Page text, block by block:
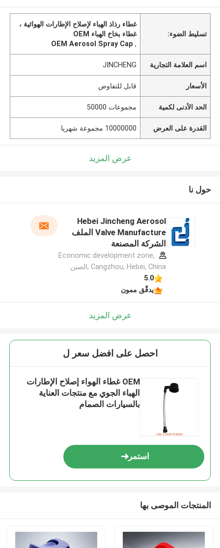
تسليط الضوء:
غطاء رذاذ الهباء لإصلاح الإطارات الهوائية ،
غطاء بخاخ الهباء OEM
,
OEM Aerosol Spray Cap
اسم العلامة التجارية JINCHENG
الأسعار قابل للتفاوض
الحد الأدنى لكمية مجموعات 50000
القدرة على العرض 10000000 مجموعة شهريا
عرض المزيد
حول نا
Hebei Jincheng Aerosol
Valve Manufacture الملف
الشركة المصنعة
Economic development zone,
Cangzhou, Hebei, China ,الصين
5.0
يدقّق ممون
عرض المزيد
احصل على افضل سعر ل
OEM غطاء الهواء إصلاح الإطارات
الهباء الجوي مع منتجات العناية
بالسيارات الصمام
استمر
المنتجات الموصى بها